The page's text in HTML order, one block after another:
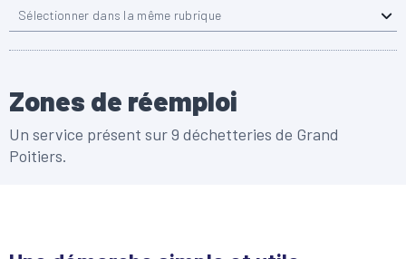
Sélectionner dans la même rubrique
Zones de réemploi
Un service présent sur 9 déchetteries de Grand
Poitiers.